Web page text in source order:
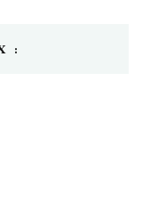
: